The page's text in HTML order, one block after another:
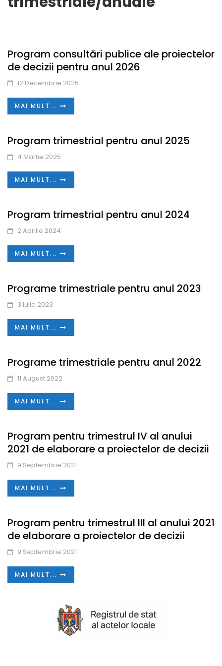
Program consultări publice ale proiectelor
de decizii pentru anul 2026
12 Decembrie 2025
MAI MULT...
Program trimestrial pentru anul 2025
4 Martie 2025
MAI MULT...
Program trimestrial pentru anul 2024
2 Aprilie 2024
MAI MULT...
Programe trimestriale pentru anul 2023
3 Iulie 2023
MAI MULT...
Programe trimestriale pentru anul 2022
11 August 2022
MAI MULT...
Program pentru trimestrul IV al anului
2021 de elaborare a proiectelor de decizii
9 Septembrie 2021
MAI MULT...
Program pentru trimestrul III al anului 2021
de elaborare a proiectelor de decizii
9 Septembrie 2021
MAI MULT...